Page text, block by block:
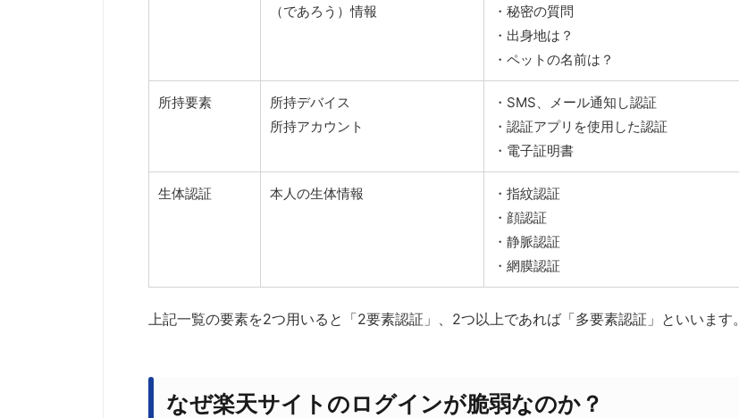
（であろう）情報
・秘密の質問
・出身地は？
・ペットの名前は？
所持要素
所持デバイス
所持アカウント
・SMS、メール通知し認証
・認証アプリを使用した認証
・電子証明書
生体認証 本人の生体情報
・指紋認証
・顔認証
・静脈認証
・網膜認証
上記一覧の要素を2つ用いると「2要素認証」、2つ以上であれば「多要素認証」といいます。
なぜ楽天サイトのログインが脆弱なのか？